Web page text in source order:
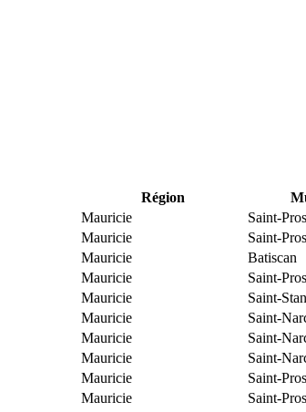
Région
Mauricie
Saint-
Mauricie
Saint-
Mauricie
Batiscan
Mauricie
Saint-
Mauricie
Saint-
Mauricie
Saint-
Mauricie
Saint-
Mauricie
Saint-
Mauricie
Saint-
Mauricie Saint-